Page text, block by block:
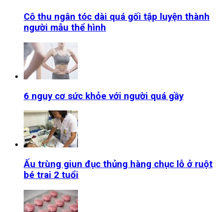
Cô thu ngân tóc dài quá gối tập luyện thành
người mẫu thể hình
6 nguy cơ sức khỏe với người quá gầy
Ấu trùng giun đục thủng hàng chục lỗ ở ruột
bé trai 2 tuổi